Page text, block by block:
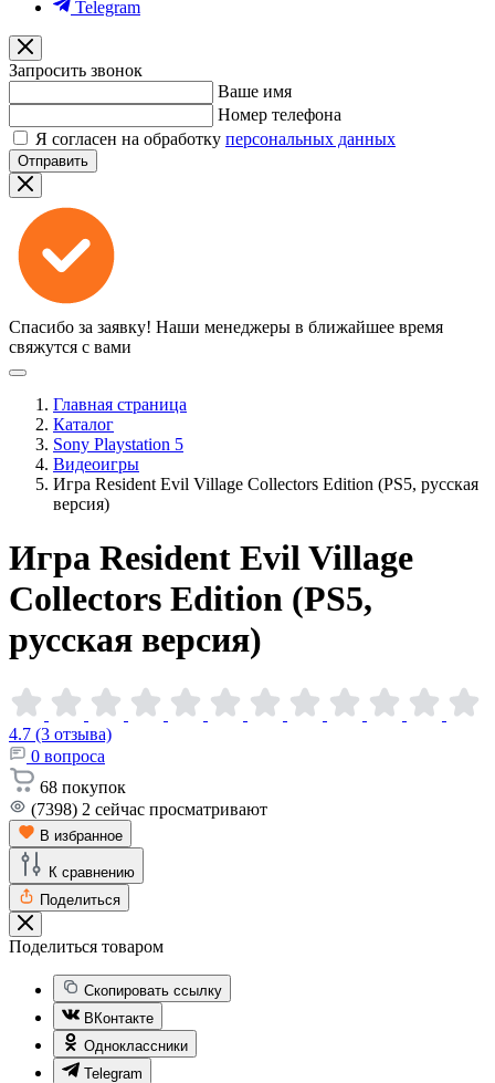
Telegram
Запросить звонок
Ваше имя
Номер телефона
Я согласен на обработку персональных данных
Отправить
Спасибо за заявку! Наши менеджеры в ближайшее время
свяжутся с вами
Главная страница
Каталог
Sony Playstation 5
Видеоигры
Игра Resident Evil Village Collectors Edition (PS5, русская
версия)
Игра Resident Evil Village
Collectors Edition (PS5,
русская версия)
4.7 (3 отзыва)
0 вопроса
68 покупок
(7398) 2 сейчас просматривают
В избранное
К сравнению
Поделиться
Поделиться товаром
Скопировать ссылку
ВКонтакте
Одноклассники
Telegram